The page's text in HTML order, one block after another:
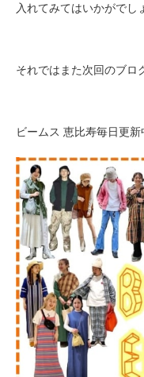
入れてみてはいかがでし
それではまた次回のブロ
ビームス 恵比寿毎日更